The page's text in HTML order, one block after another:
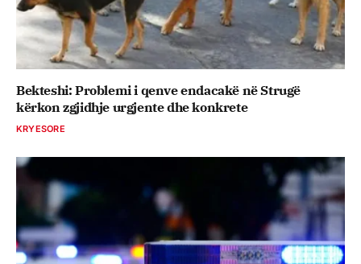
Bekteshi: Problemi i qenve endacakë në Strugë
kërkon zgjidhje urgjente dhe konkrete
KRYESORE